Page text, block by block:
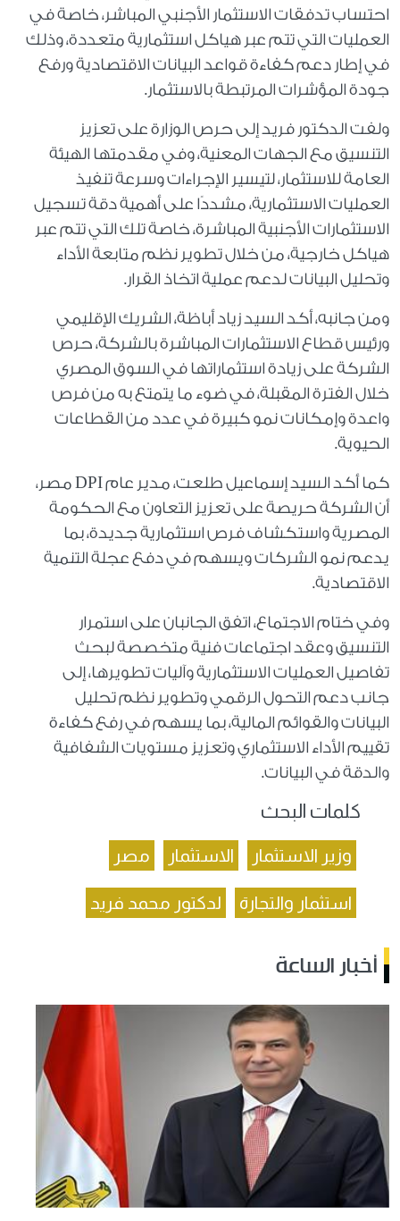
احتساب تدفقات الاستثمار الأجنبي المباشر، خاصة في
العمليات التي تتم عبر هياكل استثمارية متعددة، وذلك
في إطار دعم كفاءة قواعد البيانات الاقتصادية ورفع
جودة المؤشرات المرتبطة بالاستثمار.
ولفت الدكتور فريد إلى حرص الوزارة على تعزيز
التنسيق مع الجهات المعنية، وفي مقدمتها الهيئة
العامة للاستثمار، لتيسير الإجراءات وسرعة تنفيذ
العمليات الاستثمارية، مشددًا على أهمية دقة تسجيل
الاستثمارات الأجنبية المباشرة، خاصة تلك التي تتم عبر
هياكل خارجية، من خلال تطوير نظم متابعة الأداء
وتحليل البيانات لدعم عملية اتخاذ القرار.
ومن جانبه، أكد السيد زياد أباظة، الشريك الإقليمي
ورئيس قطاع الاستثمارات المباشرة بالشركة، حرص
الشركة على زيادة استثماراتها في السوق المصري
خلال الفترة المقبلة، في ضوء ما يتمتع به من فرص
واعدة وإمكانات نمو كبيرة في عدد من القطاعات
الحيوية.
كما أكد السيد إسماعيل طلعت، مدير عام DPI مصر،
أن الشركة حريصة على تعزيز التعاون مع الحكومة
المصرية واستكشاف فرص استثمارية جديدة، بما
يدعم نمو الشركات ويسهم في دفع عجلة التنمية
الاقتصادية.
وفي ختام الاجتماع، اتفق الجانبان على استمرار
التنسيق وعقد اجتماعات فنية متخصصة لبحث
تفاصيل العمليات الاستثمارية وآليات تطويرها، إلى
جانب دعم التحول الرقمي وتطوير نظم تحليل
البيانات والقوائم المالية، بما يسهم في رفع كفاءة
تقييم الأداء الاستثماري وتعزيز مستويات الشفافية
والدقة في البيانات.
كلمات البحث
وزير الاستثمار الاستثمار مصر
استثمار والتجارة لدكتور محمد فريد
أخبار الساعة